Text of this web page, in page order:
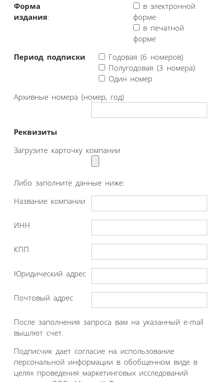
Форма
издания:
в электронной
форме
в печатной
форме
Период подписки
Годовая (6 номеров)
Полугодовая (3 номера)
Один номер
Архивные номера (номер, год)
Реквизиты
Загрузите карточку компании
Либо заполните данные ниже:
Название компании
ИНН
КПП
Юридический адрес
Почтовый адрес
После заполнения запроса вам на указанный e-mail
вышлют счет.
Подписчик дает согласие на использование
персональной информации в обобщенном виде в
целях проведения маркетинговых исследований